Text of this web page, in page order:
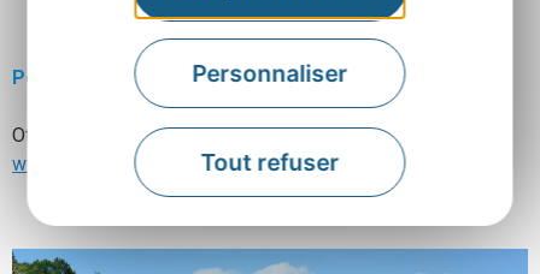
Personnaliser
Tout refuser
Coquelicots, tapisserie de Christel Laché, artiste lissière à Conques
Pour préparer votre visite à Conques
Office de tourisme Conques-Marcillac
www.tourisme-conques.fr